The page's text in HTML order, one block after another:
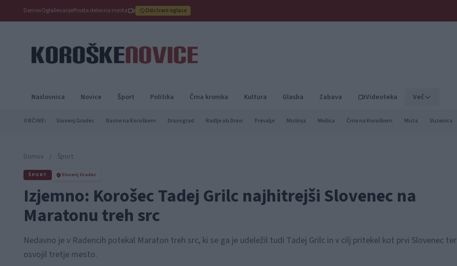
DomovOglaševanjeProsta delovna mesta Odstrani oglase
Naslovnica Novice Šport Politika Črna kronika Kultura Glasba Zabava Videoteka Več
OBČINE: Slovenj Gradec Ravne na Koroškem Dravograd Radlje ob Dravi Prevalje Mislinja Mežica Črna na Koroškem Muta Vuzenica
Domov / Šport
ŠPORT Slovenj Gradec
Izjemno: Korošec Tadej Grilc najhitrejši Slovenec na
Maratonu treh src
Nedavno je v Radencih potekal Maraton treh src, ki se ga je udeležil tudi Tadej Grilc in v cilj pritekel kot prvi Slovenec ter
osvojil tretje mesto.